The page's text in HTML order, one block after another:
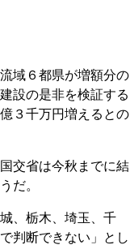
域６都県が増額分の
設の是非を検証する
３千万円増えるとの
交省は今秋までに結
だ。
、栃木、埼玉、千
判断できない」とし